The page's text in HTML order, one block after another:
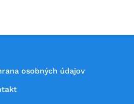
osobných údajov